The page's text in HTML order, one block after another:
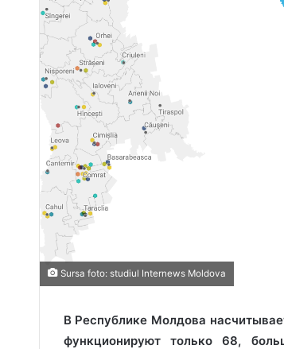
Sursa foto: studiul Internews Moldova
В Республике Молдова
функционируют только 68,